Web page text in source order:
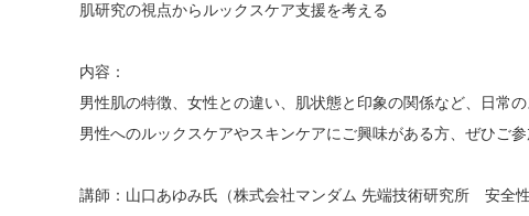
肌研究の視点からルックスケア支援を考える
内容：
男性肌の特徴、女性との違い、肌状態と印象の関係など、日常
男性へのルックスケアやスキンケアにご興味がある方、ぜひご参
講師：山口あゆみ氏（株式会社マンダム 先端技術研究所 安全性